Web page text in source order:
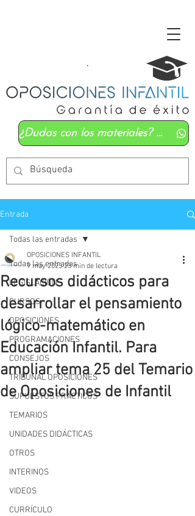
¿Dudas con los materiales? Mándanos un whatsapp
Entrada
Todas las entradas
LEGISLACIÓN
CURSOS
OPOSICIONES
PROGRAMACIONES
CONSEJOS
TRIBUNAL OPOSICIONES
SUPUESTOS PRÁCTICOS
TEMARIOS
UNIDADES DIDÁCTICAS
OTROS
INTERINOS
VIDEOS
CURRÍCULO
Todas las entradas
Recursos didácticos para
desarrollar el pensamiento
lógico-matemático en
Educación Infantil. Para
ampliar tema 25 del Temario
de Oposiciones de Infantil
OPOSICIONES INFANTIL
9 may 2025 23 min de lectura